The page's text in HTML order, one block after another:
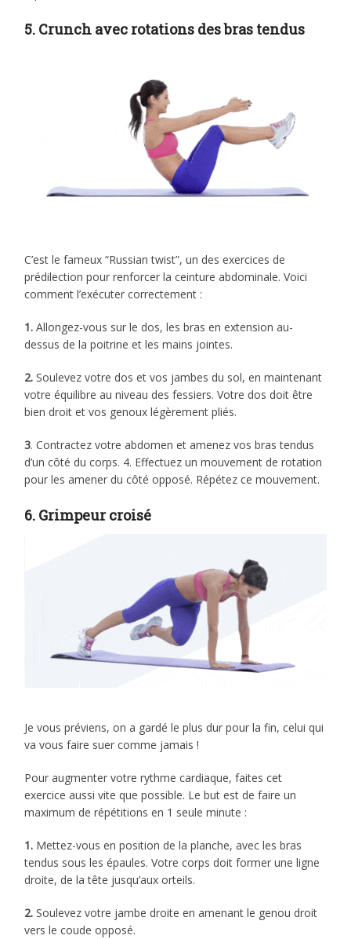
5. Crunch avec rotations des bras tendus
C’est le fameux “Russian twist”, un des exercices de
prédilection pour renforcer la ceinture abdominale. Voici
comment l’exécuter correctement :
1.Allongez-vous sur le dos, les bras en extension au-
dessus de la poitrine et les mains jointes.
2.Soulevez votre dos et vos jambes du sol, en maintenant
votre équilibre au niveau des fessiers. Votre dos doit être
bien droit et vos genoux légèrement pliés.
3. Contractez votre abdomen et amenez vos bras tendus
d’un côté du corps. 4. Effectuez un mouvement de rotation
pour les amener du côté opposé. Répétez ce mouvement.
6. Grimpeur croisé
Je vous préviens, on a gardé le plus dur pour la fin, celui qui
va vous faire suer comme jamais !
Pour augmenter votre rythme cardiaque, faites cet
exercice aussi vite que possible. Le but est de faire un
maximum de répétitions en 1 seule minute :
1. Mettez-vous en position de la planche, avec les bras
tendus sous les épaules. Votre corps doit former une ligne
droite, de la tête jusqu’aux orteils.
2. Soulevez votre jambe droite en amenant le genou droit
vers le coude opposé.